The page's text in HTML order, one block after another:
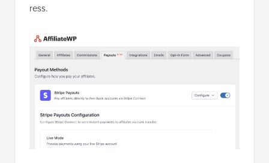
ress.